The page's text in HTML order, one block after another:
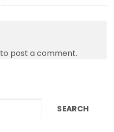
to post a comment.
SEARCH